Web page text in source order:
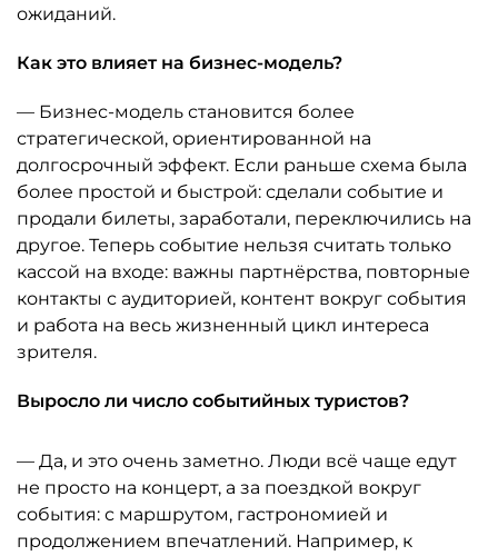
ожиданий.
Как это влияет на бизнес-модель?
— Бизнес-модель становится более
стратегической, ориентированной на
долгосрочный эффект. Если раньше схема была
более простой и быстрой: сделали событие и
продали билеты, заработали, переключились на
другое. Теперь событие нельзя считать только
кассой на входе: важны партнёрства, повторные
контакты с аудиторией, контент вокруг события
и работа на весь жизненный цикл интереса
зрителя.
Выросло ли число событийных туристов?
— Да, и это очень заметно. Люди всё чаще едут
не просто на концерт, а за поездкой вокруг
события: с маршрутом, гастрономией и
продолжением впечатлений. Например, к